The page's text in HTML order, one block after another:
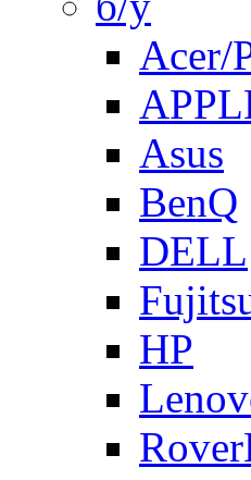
Acer/
Asus
BenQ
DELL
HP